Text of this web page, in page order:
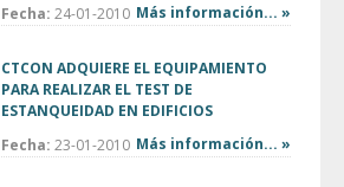
Fecha: 24-01-2010 Más información... »
CTCON ADQUIERE EL EQUIPAMIENTO
PARA REALIZAR EL TEST DE
ESTANQUEIDAD EN EDIFICIOS
Fecha: 23-01-2010 Más información... »